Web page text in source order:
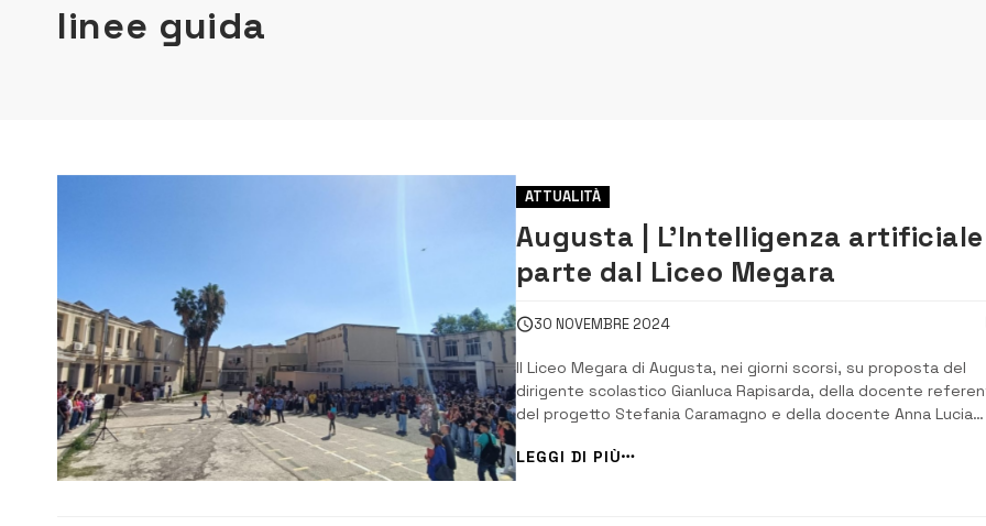
linee guida
ATTUALITÀ
Augusta | L’Intelligenza artificiale
parte dal Liceo Megara
30 NOVEMBRE 2024
Il Liceo Megara di Augusta, nei giorni scorsi, su proposta del
dirigente scolastico Gianluca Rapisarda, della docente
del progetto Stefania Caramagno e della docente Anna Lucia
Daniele, animatrice digitale della scuola, ha predisposto in
dettagliata le linee guida sull’Iag (intelligenza artificiale) a
Linee guida ch...
LEGGI DI PIÙ